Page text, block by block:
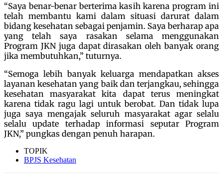
“Saya benar-benar berterima kasih karena program ini
telah membantu kami dalam situasi darurat dalam
bidang kesehatan sebagai penjamin. Saya berharap apa
yang telah saya rasakan selama menggunakan
Program JKN juga dapat dirasakan oleh banyak orang
jika membutuhkan,” tuturnya.
“Semoga lebih banyak keluarga mendapatkan akses
layanan kesehatan yang baik dan terjangkau, sehingga
kesehatan masyarakat kita dapat terus meningkat
karena tidak ragu lagi untuk berobat. Dan tidak lupa
juga saya mengajak seluruh masyarakat agar selalu
selalu update terhadap informasi seputar Program
JKN,” pungkas dengan penuh harapan.
TOPIK
BPJS Kesehatan